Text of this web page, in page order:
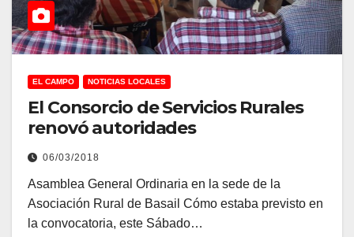
EL CAMPO NOTICIAS LOCALES
El Consorcio de Servicios Rurales
renovó autoridades
06/03/2018
Asamblea General Ordinaria en la sede de la
Asociación Rural de Basail Cómo estaba previsto en
la convocatoria, este Sábado…